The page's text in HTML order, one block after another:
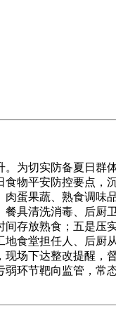
切实防备夏日群
物平安防控要点
蛋果蔬、熟食调
具清洗消毒、后
存放熟食；五是
食堂担任人、后
场下达整改提醒
环节靶向监管，